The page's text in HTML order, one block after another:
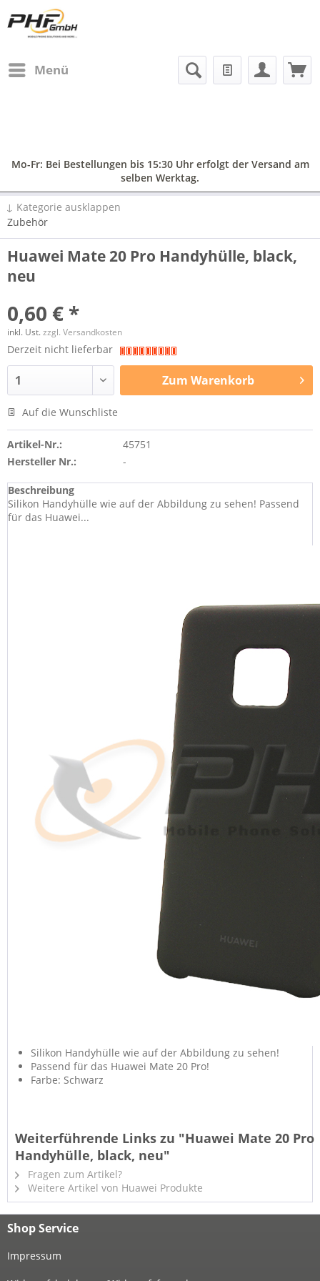
Menü
Mo-Fr: Bei Bestellungen bis 15:30 Uhr erfolgt der Versand am
selben Werktag.
↓ Kategorie ausklappen
Zubehör
Huawei Mate 20 Pro Handyhülle, black,
neu
0,60 € *
inkl. Ust.zzgl. Versandkosten
Derzeit nicht lieferbar
Zum Warenkorb
Auf die Wunschliste
Artikel-Nr.:
45751
Hersteller Nr.:
-
Beschreibung
Silikon Handyhülle wie auf der Abbildung zu sehen! Passend
für das Huawei...
Silikon Handyhülle wie auf der Abbildung zu sehen!
Passend für das Huawei Mate 20 Pro!
Farbe: Schwarz
Weiterführende Links zu "Huawei Mate 20 Pro
Handyhülle, black, neu"
Fragen zum Artikel?
Weitere Artikel von Huawei Produkte
Shop Service
Impressum